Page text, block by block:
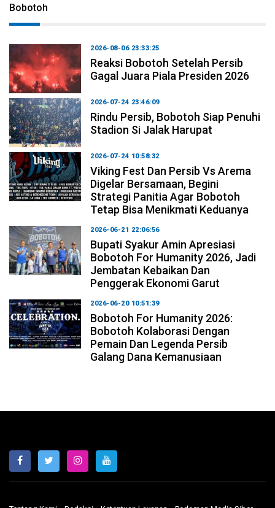
Bobotoh
2026-08-06 23:33:25
Reaksi Bobotoh Setelah Persib
Gagal Juara Piala Presiden 2026
2026-07-24 23:46:09
Rindu Persib, Bobotoh Siap Penuhi
Stadion Si Jalak Harupat
2026-07-24 10:58:32
Viking Fest Dan Persib Vs Arema
Digelar Bersamaan, Begini
Strategi Panitia Agar Bobotoh
Tetap Bisa Menikmati Keduanya
2026-06-21 22:06:56
Bupati Syakur Amin Apresiasi
Bobotoh For Humanity 2026, Jadi
Jembatan Kebaikan Dan
Penggerak Ekonomi Garut
2026-06-20 10:51:39
Bobotoh For Humanity 2026:
Bobotoh Kolaborasi Dengan
Pemain Dan Legenda Persib
Galang Dana Kemanusiaan